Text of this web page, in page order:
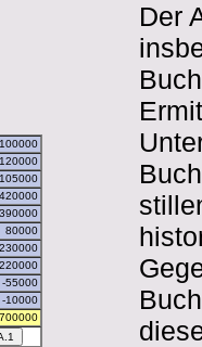
Der